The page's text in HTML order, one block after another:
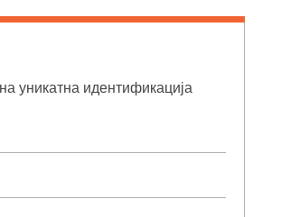
уникатна идентификација